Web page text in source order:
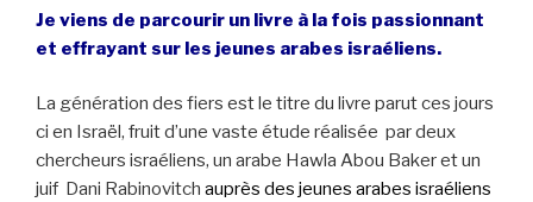
Je viens de parcourir un livre à la fois passionnant
et effrayant sur les jeunes arabes israéliens.
La génération des fiers est le titre du livre parut ces jours
ci en Israël, fruit d’une vaste étude réalisée par deux
chercheurs israéliens, un arabe Hawla Abou Baker et un
juif Dani Rabinovitch auprès des jeunes arabes israéliens